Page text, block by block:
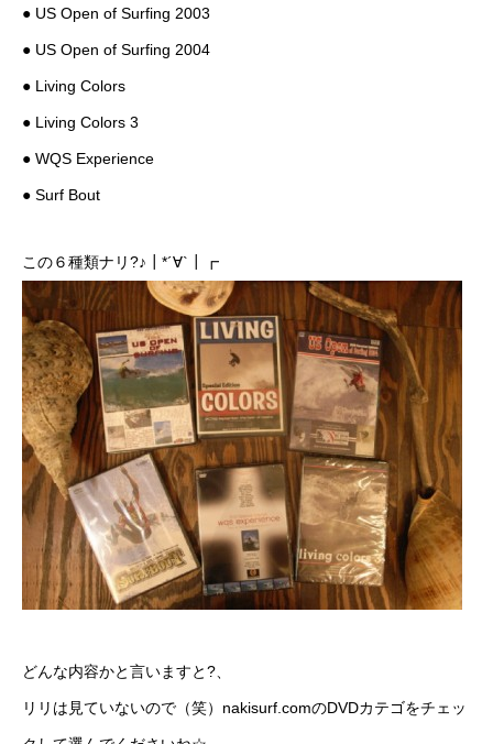
● US Open of Surfing 2003
● US Open of Surfing 2004
● Living Colors
● Living Colors 3
● WQS Experience
● Surf Bout
この６種類ナリ?♪┃*´∀`┃┏
どんな内容かと言いますと?、
リリは見ていないので（笑） nakisurf.comのDVDカテゴをチェッ